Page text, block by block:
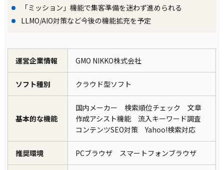
「ミッション」機能で集客準備を迷わず進められる
LLMO/AIO対策など今後の機能拡充を予定
運営企業情報 GMO NIKKO株式会社
ソフト種別 クラウド型ソフト
基本的な機能
国内メーカー 検索順位チェック 文章
作成アシスト機能 流入キーワード調査
コンテンツSEO対策 Yahoo!検索対応
推奨環境 PCブラウザ スマートフォンブラウザ